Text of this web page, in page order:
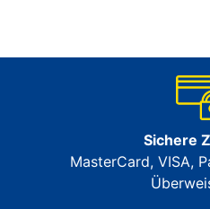
Sichere
MasterCard, VISA,